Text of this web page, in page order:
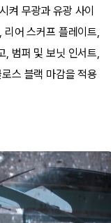
켜 무광과 유광 사이
리어 스커프 플레이트,
, 범퍼 및 보닛 인서트,
스 블랙 마감을 적용